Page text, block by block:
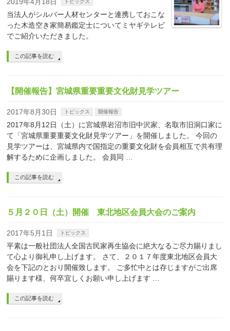
トピックス
当法人がシルバー人材センターと連携しておこな
った木造空き家簡易鑑定士についてミヤギテレビ
でご紹介いただきました。
この記事を読む
【開催報告】宮城県重要重要文化財見学ツアー
2017年8月30日 トピックス 開催報告
2017年8月12日（土）に宮城県岩沼市旧中沢家、名取市旧洞口家に
て「宮城県重要重要文化財見学ツアー」を開催しました。 今回の
見学ツアーは、宮城県内で国指定の重要文化財を会員相互で共有理
解するために企画しました。 会員同 …
この記事を読む
５月２０日（土）開催 東北地区会員大会のご案内
2017年5月1日 トピックス
平素は一般社団法人全国古民家再生協会に絶大なるご尽力賜りまし
て心より御礼申し上げます。 さて、２０１７年度東北地区会員大
会を下記のとおり開催致します。 ご多忙中とは存じますがご出席
賜ります様、何卒宜しくお願い申し上げます …
この記事を読む